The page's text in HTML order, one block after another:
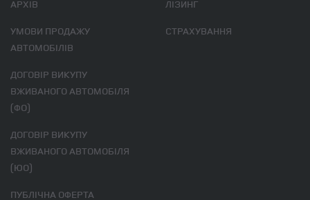
АРХІВ
УМОВИ ПРОДАЖУ
АВТОМОБІЛІВ
ДОГОВІР ВИКУПУ
ВЖИВАНОГО АВТОМОБІЛЯ
(ФО)
ДОГОВІР ВИКУПУ
ВЖИВАНОГО АВТОМОБІЛЯ
(ЮО)
ПУБЛІЧНА ОФЕРТА
ЛІЗИНГ
СТРАХУВАННЯ